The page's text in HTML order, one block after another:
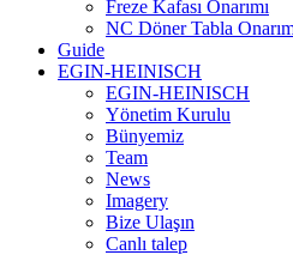
Freze Kafası Onarımı
NC Döner Tabla
Guide
EGIN-HEINISCH
EGIN-HEINISCH
Yönetim Kurulu
Bünyemiz
Team
News
Imagery
Bize Ulaşın
Canlı talep